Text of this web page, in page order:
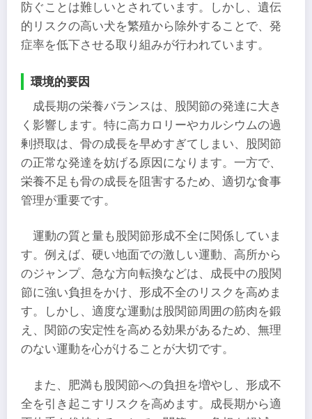
防ぐことは難しいとされています。しかし、遺伝
的リスクの高い犬を繁殖から除外することで、発
症率を低下させる取り組みが行われています。
環境的要因
成長期の栄養バランスは、股関節の発達に大き
く影響します。特に高カロリーやカルシウムの過
剰摂取は、骨の成長を早めすぎてしまい、股関節
の正常な発達を妨げる原因になります。一方で、
栄養不足も骨の成長を阻害するため、適切な食事
管理が重要です。
運動の質と量も股関節形成不全に関係していま
す。例えば、硬い地面での激しい運動、高所から
のジャンプ、急な方向転換などは、成長中の股関
節に強い負担をかけ、形成不全のリスクを高めま
す。しかし、適度な運動は股関節周囲の筋肉を鍛
え、関節の安定性を高める効果があるため、無理
のない運動を心がけることが大切です。
また、肥満も股関節への負担を増やし、形成不
全を引き起こすリスクを高めます。成長期から適